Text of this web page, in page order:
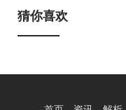
猜你喜欢